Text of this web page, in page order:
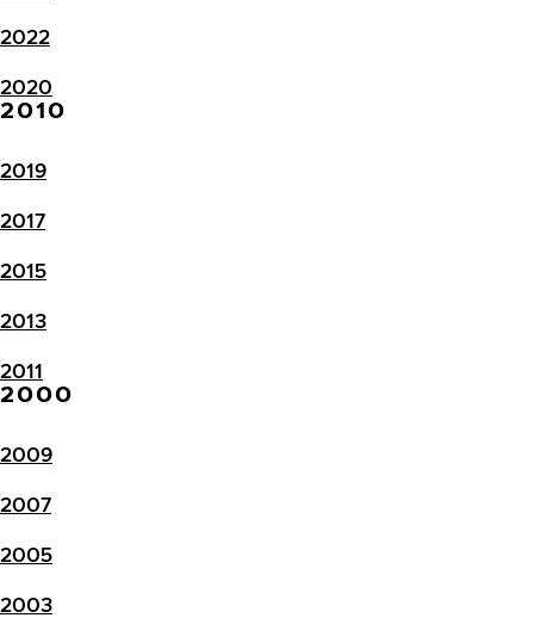
2022
2020
2010
2019
2017
2015
2013
2011
2000
2009
2007
2005
2003